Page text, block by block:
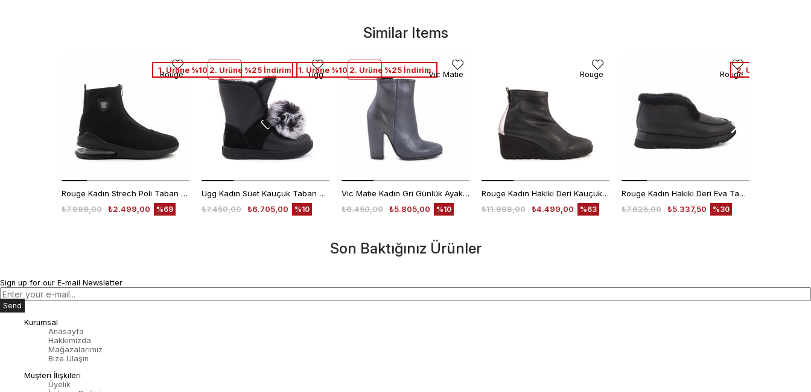
Similar Items
Rouge Kadın Strech Poli Taban Siyah Günlük Bot
₺2.499,00
₺7.998,00 %69
Rouge
Ugg Kadın Süet Kauçuk Taban Siyah Günlük Bot
₺6.705,00
₺7.450,00 %10
1. Ürüne %10 2. Ürüne %25 İndirim Ugg
Vic Matie Kadın Gri Günlük Ayakkabı
₺5.805,00
₺6.450,00 %10
1. Ürüne %10 2. Ürüne %25 İndirimVic Matie
Rouge Kadın Hakiki Deri Kauçuk Taban Siyah Günlük Bot
₺4.499,00
₺11.998,00 %63
Rouge
Rouge Kadın Hakiki Deri Eva Taban Siyah Günlük Bot
₺5.337,50
₺7.625,00 %30
Rouge2. Ürüne %50 Net
Son Baktığınız Ürünler
Sign up for our E-mail Newsletter
Send
Kurumsal
Anasayfa
Hakkımızda
Mağazalarımız
Bize Ulaşın
Müşteri İlişkileri
Üyelik